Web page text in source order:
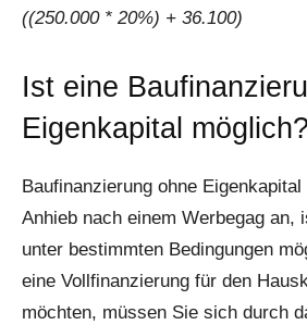
((250.000 * 20%) + 36.100)
Ist eine
Eigenkapital möglich?
Baufinanzierung ohne
Anhieb nach einem Werbegag an,
unter bestimmten Bedingungen
eine Vollfinanzierung für den
möchten, müssen Sie sich durch